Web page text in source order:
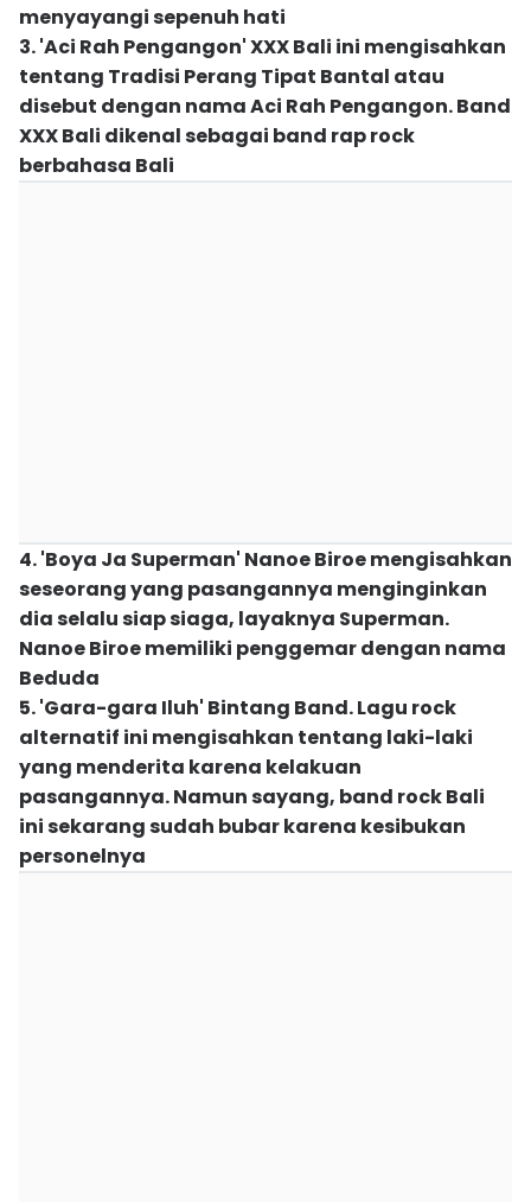
menyayangi sepenuh hati
3. 'Aci Rah Pengangon' XXX Bali ini mengisahkan
tentang Tradisi Perang Tipat Bantal atau
disebut dengan nama Aci Rah Pengangon. Band
XXX Bali dikenal sebagai band rap rock
berbahasa Bali
4. 'Boya Ja Superman' Nanoe Biroe mengisahkan
seseorang yang pasangannya menginginkan
dia selalu siap siaga, layaknya Superman.
Nanoe Biroe memiliki penggemar dengan nama
Beduda
5. 'Gara-gara Iluh' Bintang Band. Lagu rock
alternatif ini mengisahkan tentang laki-laki
yang menderita karena kelakuan
pasangannya. Namun sayang, band rock Bali
ini sekarang sudah bubar karena kesibukan
personelnya